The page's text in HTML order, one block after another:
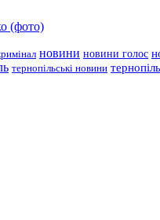
(фото)
новини новини голос
тернопільські новини